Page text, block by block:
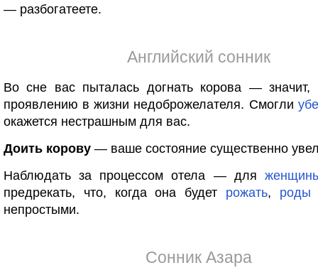
— разбогатеете.
Английский сонник
Во сне вас пыталась догнать корова — значит,
проявлению в жизни недоброжелателя. Смогли
окажется нестрашным для вас.
Доить корову — ваше состояние существенно
Наблюдать за процессом отела — для
предрекать, что, когда она будет рожать, роды
непростыми.
Сонник Азара